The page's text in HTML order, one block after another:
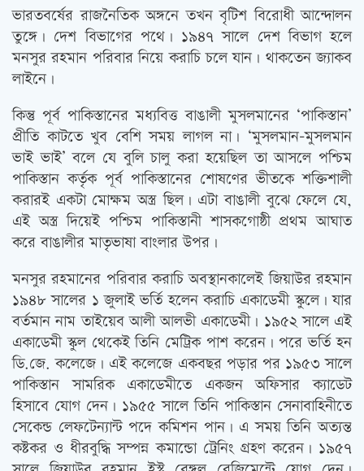
ভারতবর্ষের রাজনৈতিক অঙ্গনে তখন বৃটিশ বিরোধী আন্দোলন
তুঙ্গে। দেশ বিভাগের পথে। ১৯৪৭ সালে দেশ বিভাগ হলে
মনসুর রহমান পরিবার নিয়ে করাচি চলে যান। থাকতেন জ্যাকব
লাইনে।
কিন্তু পূর্ব পাকিস্তানের মধ্যবিত্ত বাঙালী মুসলমানের ‘পাকিস্তান’
প্রীতি কাটতে খুব বেশি সময় লাগল না। ‘মুসলমান-মুসলমান
ভাই ভাই’ বলে যে বুলি চালু করা হয়েছিল তা আসলে পশ্চিম
পাকিস্তান কর্তৃক পূর্ব পাকিস্তানের শোষণের ভীতকে শক্তিশালী
করারই একটা মোক্ষম অস্ত্র ছিল। এটা বাঙালী বুঝে ফেলে যে,
এই অস্ত্র দিয়েই পশ্চিম পাকিস্তানী শাসকগোষ্ঠী প্রথম আঘাত
করে বাঙালীর মাতৃভাষা বাংলার উপর।
মনসুর রহমানের পরিবার করাচি অবস্থানকালেই জিয়াউর রহমান
১৯৪৮ সালের ১ জুলাই ভর্তি হলেন করাচি একাডেমী স্কুলে। যার
বর্তমান নাম তাইয়েব আলী আলভী একাডেমী। ১৯৫২ সালে এই
একাডেমী স্কুল থেকেই তিনি মেট্রিক পাশ করেন। পরে ভর্তি হন
ডি.জে. কলেজে। এই কলেজে একবছর পড়ার পর ১৯৫৩ সালে
পাকিস্তান সামরিক একাডেমীতে একজন অফিসার ক্যাডেট
হিসাবে যোগ দেন। ১৯৫৫ সালে তিনি পাকিস্তান সেনাবাহিনীতে
সেকেন্ড লেফটেন্যান্ট পদে কমিশন পান। এ সময় তিনি অত্যন্ত
কষ্টকর ও ধীরবুদ্ধি সম্পন্ন কমান্ডো ট্রেনিং গ্রহণ করেন। ১৯৫৭